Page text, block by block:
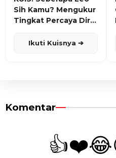
Sih Kamu? Mengukur
Tingkat Percaya Diri
Ikuti Kuisnya ➔
Komentar
👍❤️😂